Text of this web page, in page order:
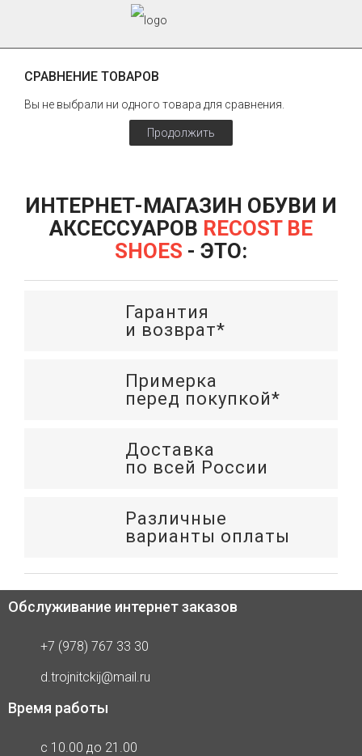
СРАВНЕНИЕ ТОВАРОВ
Вы не выбрали ни одного товара для сравнения.
Продолжить
ИНТЕРНЕТ-МАГАЗИН ОБУВИ И
АКСЕССУАРОВ RECOST BE
SHOES - ЭТО:
Гарантия
и возврат*
Примерка
перед покупкой*
Доставка
по всей России
Различные
варианты оплаты
Обслуживание интернет заказов
+7 (978) 767 33 30
d.trojnitckij@mail.ru
Время работы
с 10.00 до 21.00